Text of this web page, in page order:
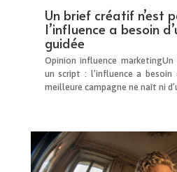
Un brief créatif n’est
l’influence a besoin
guidée
Opinion influence
un script : l’influence a besoin
meilleure campagne ne naît ni